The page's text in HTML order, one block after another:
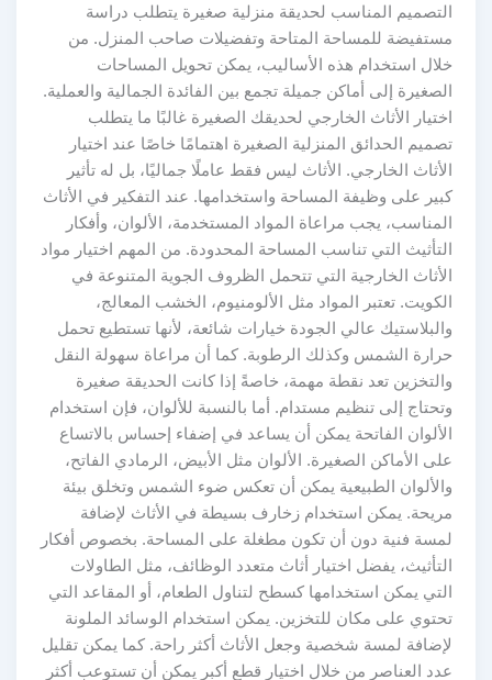
التصميم المناسب لحديقة منزلية صغيرة يتطلب دراسة
مستفيضة للمساحة المتاحة وتفضيلات صاحب المنزل. من
خلال استخدام هذه الأساليب، يمكن تحويل المساحات
الصغيرة إلى أماكن جميلة تجمع بين الفائدة الجمالية والعملية.
اختيار الأثاث الخارجي لحديقك الصغيرة غالبًا ما يتطلب
تصميم الحدائق المنزلية الصغيرة اهتمامًا خاصًا عند اختيار
الأثاث الخارجي. الأثاث ليس فقط عاملًا جماليًا، بل له تأثير
كبير على وظيفة المساحة واستخدامها. عند التفكير في الأثاث
المناسب، يجب مراعاة المواد المستخدمة، الألوان، وأفكار
التأثيث التي تناسب المساحة المحدودة. من المهم اختيار مواد
الأثاث الخارجية التي تتحمل الظروف الجوية المتنوعة في
الكويت. تعتبر المواد مثل الألومنيوم، الخشب المعالج،
والبلاستيك عالي الجودة خيارات شائعة، لأنها تستطيع تحمل
حرارة الشمس وكذلك الرطوبة. كما أن مراعاة سهولة النقل
والتخزين تعد نقطة مهمة، خاصةً إذا كانت الحديقة صغيرة
وتحتاج إلى تنظيم مستدام. أما بالنسبة للألوان، فإن استخدام
الألوان الفاتحة يمكن أن يساعد في إضفاء إحساس بالاتساع
على الأماكن الصغيرة. الألوان مثل الأبيض، الرمادي الفاتح،
والألوان الطبيعية يمكن أن تعكس ضوء الشمس وتخلق بيئة
مريحة. يمكن استخدام زخارف بسيطة في الأثاث لإضافة
لمسة فنية دون أن تكون مطغلة على المساحة. بخصوص أفكار
التأثيث، يفضل اختيار أثاث متعدد الوظائف، مثل الطاولات
التي يمكن استخدامها كسطح لتناول الطعام، أو المقاعد التي
تحتوي على مكان للتخزين. يمكن استخدام الوسائد الملونة
لإضافة لمسة شخصية وجعل الأثاث أكثر راحة. كما يمكن تقليل
عدد العناصر من خلال اختيار قطع أكبر يمكن أن تستوعب أكثر